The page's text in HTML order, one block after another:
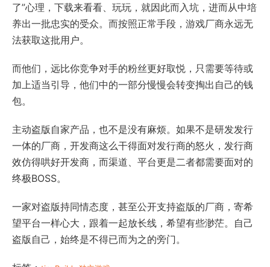
了”心理，下载来看看、玩玩，就因此而入坑，进而从中培
养出一批忠实的受众。而按照正常手段，游戏厂商永远无
法获取这批用户。
而他们，远比你竞争对手的粉丝更好取悦，只需要等待或
加上适当引导，他们中的一部分慢慢会转变掏出自己的钱
包。
主动盗版自家产品，也不是没有麻烦。如果不是研发发行
一体的厂商，开发商这么干得面对发行商的怒火，发行商
效仿得哄好开发商，而渠道、平台更是二者都需要面对的
终极BOSS。
一家对盗版持同情态度，甚至公开支持盗版的厂商，寄希
望平台一样心大，跟着一起放长线，希望有些渺茫。自己
盗版自己，始终是不得已而为之的旁门。